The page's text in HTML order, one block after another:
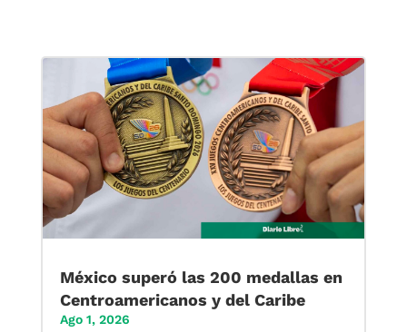
México superó las 200 medallas en
Centroamericanos y del Caribe
Ago 1, 2026